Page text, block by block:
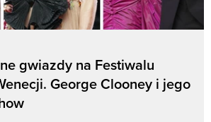
gwiazdy na Festiwalu
George Clooney i jego